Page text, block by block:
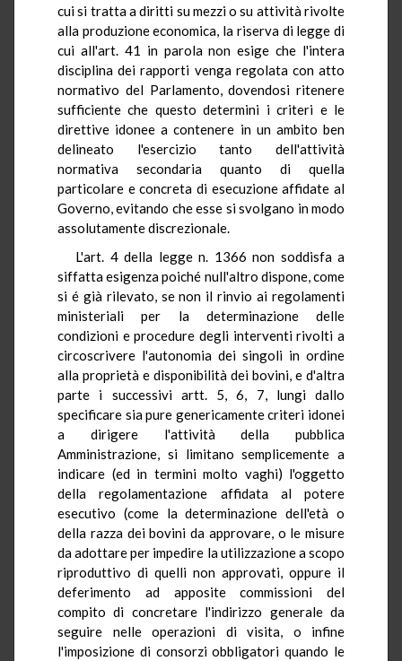
cui si tratta a diritti su mezzi o su attività rivolte
alla produzione economica, la riserva di legge di
cui all'art. 41 in parola non esige che l'intera
disciplina dei rapporti venga regolata con atto
normativo del Parlamento, dovendosi ritenere
sufficiente che questo determini i criteri e le
direttive idonee a contenere in un ambito ben
delineato l'esercizio tanto dell'attività
normativa secondaria quanto di quella
particolare e concreta di esecuzione affidate al
Governo, evitando che esse si svolgano in modo
assolutamente discrezionale.
L'art. 4 della legge n. 1366 non soddisfa a
siffatta esigenza poiché null'altro dispone, come
si é già rilevato, se non il rinvio ai regolamenti
ministeriali per la determinazione delle
condizioni e procedure degli interventi rivolti a
circoscrivere l'autonomia dei singoli in ordine
alla proprietà e disponibilità dei bovini, e d'altra
parte i successivi artt. 5, 6, 7, lungi dallo
specificare sia pure genericamente criteri idonei
a dirigere l'attività della pubblica
Amministrazione, si limitano semplicemente a
indicare (ed in termini molto vaghi) l'oggetto
della regolamentazione affidata al potere
esecutivo (come la determinazione dell'età o
della razza dei bovini da approvare, o le misure
da adottare per impedire la utilizzazione a scopo
riproduttivo di quelli non approvati, oppure il
deferimento ad apposite commissioni del
compito di concretare l'indirizzo generale da
seguire nelle operazioni di visita, o infine
l'imposizione di consorzi obbligatori quando le